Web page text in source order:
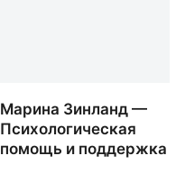
Марина Зинланд —
Психологическая
помощь и поддержка